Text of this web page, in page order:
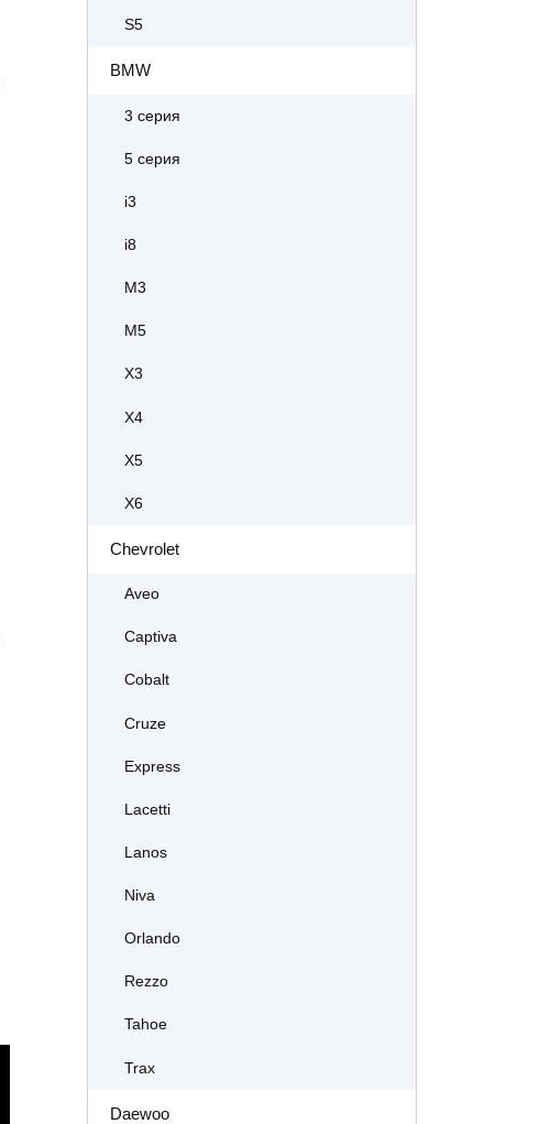
S5
BMW
3 серия
5 серия
i3
i8
M3
M5
X3
X4
X5
X6
Chevrolet
Aveo
Captiva
Cobalt
Cruze
Express
Lacetti
Lanos
Niva
Orlando
Rezzo
Tahoe
Trax
Daewoo